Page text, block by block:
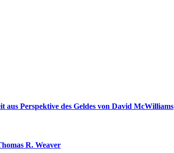
aus Perspektive des Geldes von David McWilliams
R. Weaver